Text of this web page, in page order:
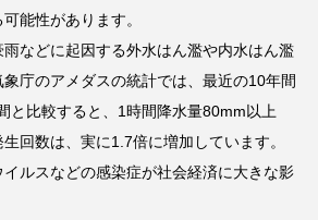
能性があります。
雨などに起因する外水はん濫や内水はん濫
庁のアメダスの統計では、最近の10年間
と比較すると、1時間降水量80mm以上
生回数は、実に1.7倍に増加しています。
ルスなどの感染症が社会経済に大きな影